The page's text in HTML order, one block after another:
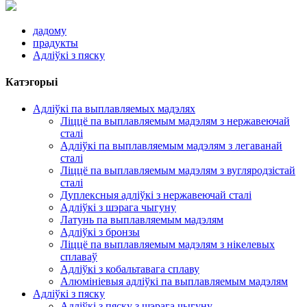
дадому
прадукты
Адліўкі з пяску
Катэгорыі
Адліўкі па выплавляемых мадэлях
Ліццё па выплавляемым мадэлям з нержавеючай
сталі
Адліўкі па выплавляемым мадэлям з легаванай
сталі
Ліццё па выплавляемым мадэлям з вугляродзістай
сталі
Дуплексныя адліўкі з нержавеючай сталі
Адліўкі з шэрага чыгуну
Латунь па выплавляемым мадэлям
Адліўкі з бронзы
Ліццё па выплавляемым мадэлям з нікелевых
сплаваў
Адліўкі з кобальтавага сплаву
Алюмініевыя адліўкі па выплавляемым мадэлям
Адліўкі з пяску